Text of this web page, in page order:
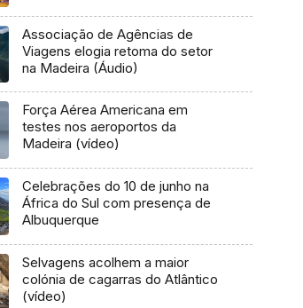
Associação de Agências de
Viagens elogia retoma do setor
na Madeira (Áudio)
Força Aérea Americana em
testes nos aeroportos da
Madeira (vídeo)
Celebrações do 10 de junho na
África do Sul com presença de
Albuquerque
Selvagens acolhem a maior
colónia de cagarras do Atlântico
(vídeo)